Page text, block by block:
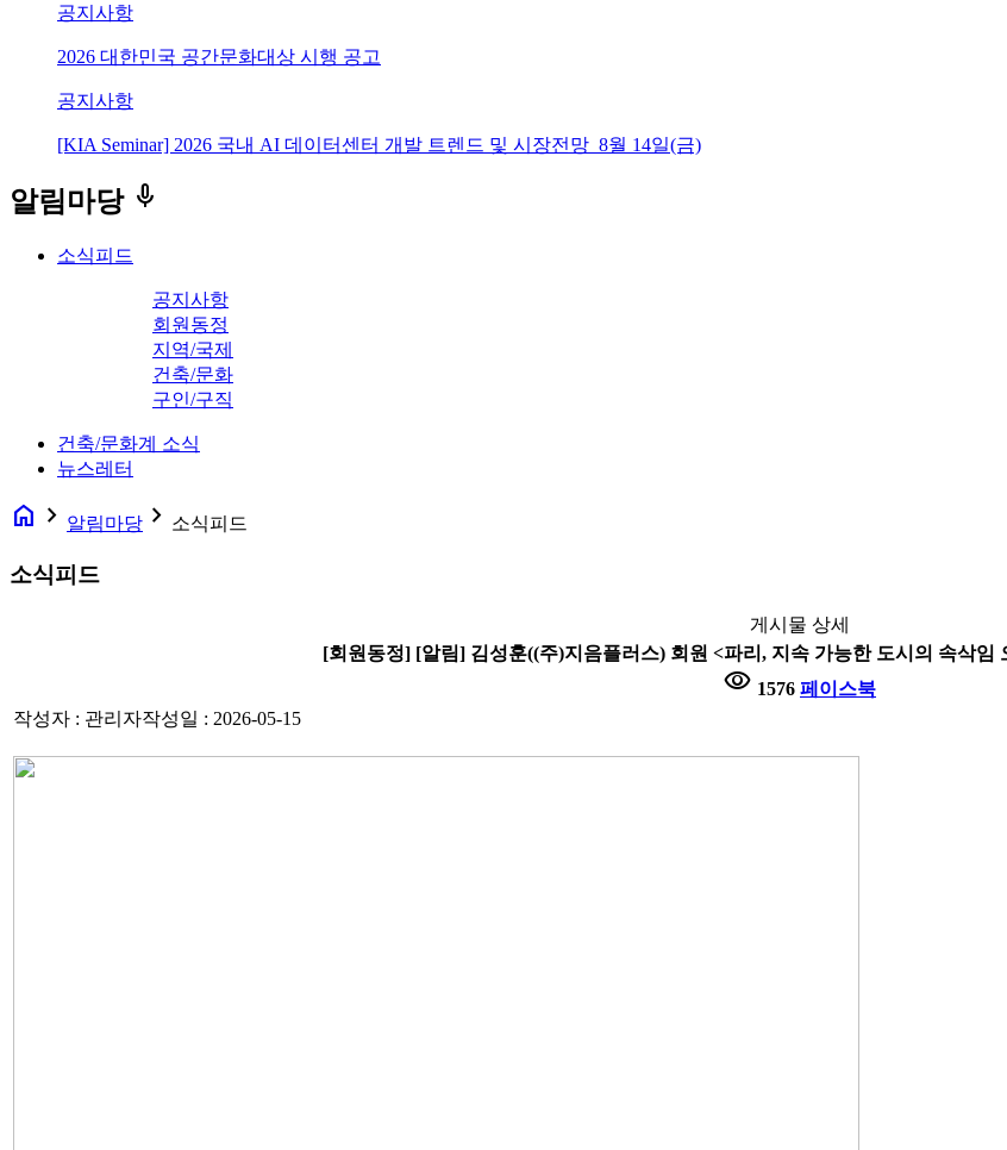
공지사항
2026 대한민국 공간문화대상 시행 공고
공지사항
[KIA Seminar] 2026 국내 AI 데이터센터 개발 트렌드 및 시장전망_8월 14일(금)
알림마당 keyboard_voice
소식피드
공지사항
회원동정
지역/국제
건축/문화
구인/구직
건축/문화계 소식
뉴스레터
home navigate_next 알림마당 navigate_next 소식피드
소식피드
게시물 상세
[회원동정] [알림] 김성훈((주)지음플러스) 회원 <파리, 지속 가능한 도시의 속삭임
visibility 1576 페이스북
작성자 : 관리자작성일 : 2026-05-15